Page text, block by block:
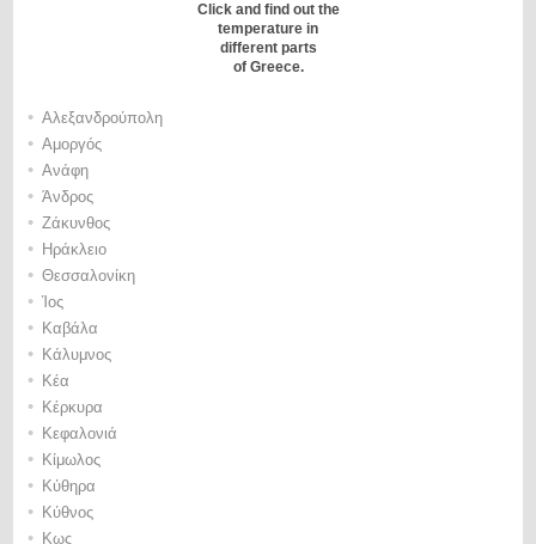
Click and find out the
temperature in
different parts
of Greece.
• Αλεξανδρούπολη
• Αμοργός
• Ανάφη
• Άνδρος
• Ζάκυνθος
• Ηράκλειο
• Θεσσαλονίκη
• Ίος
• Καβάλα
• Κάλυμνος
• Κέα
• Κέρκυρα
• Κεφαλονιά
• Κίμωλος
• Κύθηρα
• Κύθνος
• Κως